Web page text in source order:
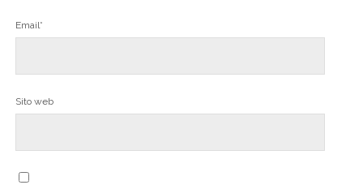
Email*
Sito web